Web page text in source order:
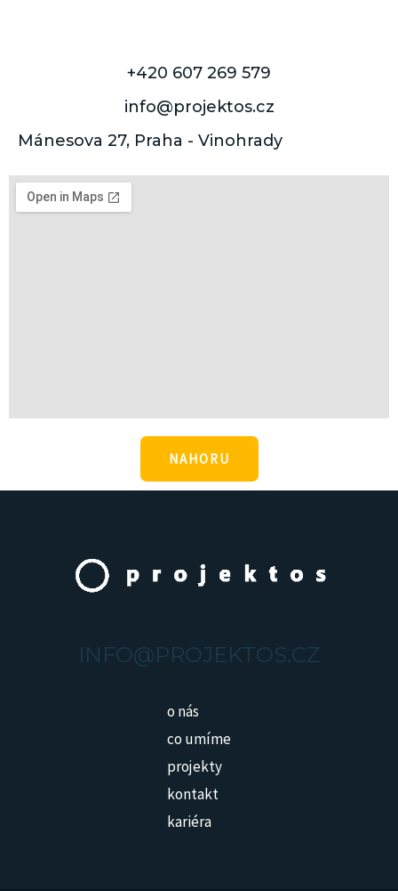
+420 607 269 579
info@projektos.cz
Mánesova 27, Praha - Vinohrady
NAHORU
INFO@PROJEKTOS.CZ
o nás
co umíme
projekty
kontakt
kariéra